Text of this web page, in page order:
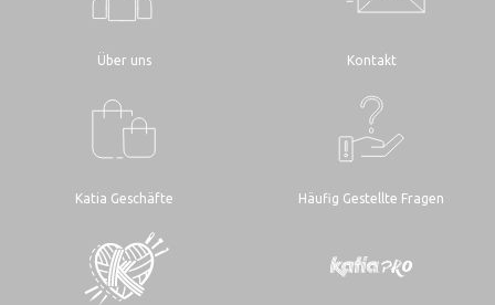
Über uns Kontakt
Katia Geschäfte Häufig Gestellte Fragen